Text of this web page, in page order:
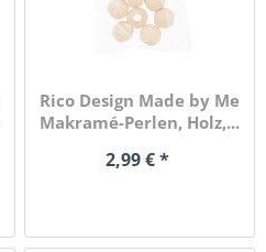
Rico Design Made by Me
Makramé-Perlen, Holz,...
2,99 € *